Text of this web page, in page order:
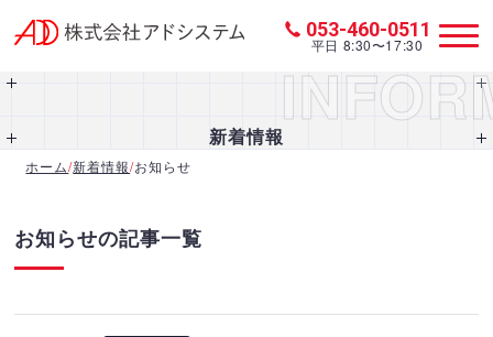
053-460-0511
平日 8:30〜17:30
新着情報
ホーム/新着情報/お知らせ
お知らせの記事一覧